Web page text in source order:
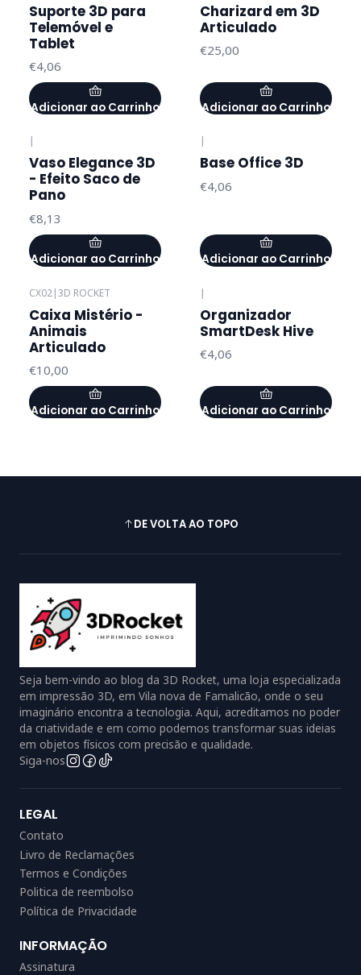
Suporte 3D para
Telemóvel e
Tablet
€4,06
Adicionar ao Carrinho
Charizard em 3D
Articulado
€25,00
Adicionar ao Carrinho
|
Vaso Elegance 3D
- Efeito Saco de
Pano
€8,13
Adicionar ao Carrinho
|
Base Office 3D
€4,06
Adicionar ao Carrinho
CX02|3D ROCKET
Caixa Mistério -
Animais
Articulado
€10,00
Adicionar ao Carrinho
|
Organizador
SmartDesk Hive
€4,06
Adicionar ao Carrinho
DE VOLTA AO TOPO
Seja bem-vindo ao blog da 3D Rocket, uma loja especializada
em impressão 3D, em Vila nova de Famalicão, onde o seu
imaginário encontra a tecnologia. Aqui, acreditamos no poder
da criatividade e em como podemos transformar suas ideias
em objetos físicos com precisão e qualidade.
Siga-nos
LEGAL
Contato
Livro de Reclamações
Termos e Condições
Politica de reembolso
Política de Privacidade
INFORMAÇÃO
Assinatura